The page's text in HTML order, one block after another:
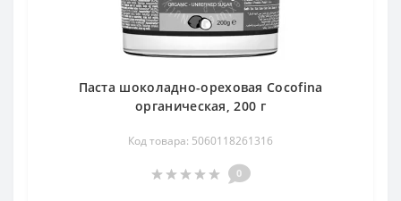
Паста шоколадно-ореховая Cocofina
органическая, 200 г
Код товара: 5060118261316
0